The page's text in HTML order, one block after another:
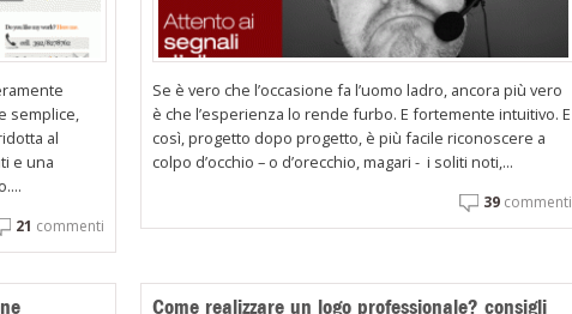
semplice,
al
e una
21 commenti
Se è vero che l’occasione fa l’uomo ladro, ancora più vero
è che l’esperienza lo rende furbo. E fortemente intuitivo. E
così, progetto dopo progetto, è più facile riconoscere a
colpo d’occhio – o d’orecchio, magari - i soliti noti,...
39commenti
Come realizzare un logo professionale? consigli